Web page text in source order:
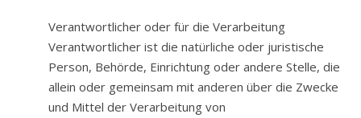
Verantwortlicher oder für die Verarbeitung
Verantwortlicher ist die natürliche oder juristische
Person, Behörde, Einrichtung oder andere Stelle, die
allein oder gemeinsam mit anderen über die Zwecke
und Mittel der Verarbeitung von